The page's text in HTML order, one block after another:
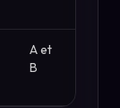
A et
B